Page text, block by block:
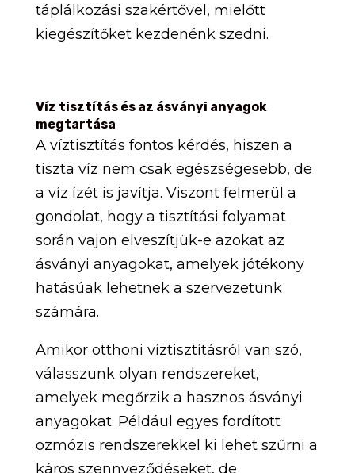
táplálkozási szakértővel, mielőtt
kiegészítőket kezdenénk szedni.
Víz tisztítás és az ásványi anyagok
megtartása
A víztisztítás fontos kérdés, hiszen a
tiszta víz nem csak egészségesebb, de
a víz ízét is javítja. Viszont felmerül a
gondolat, hogy a tisztítási folyamat
során vajon elveszítjük-e azokat az
ásványi anyagokat, amelyek jótékony
hatásúak lehetnek a szervezetünk
számára.
Amikor otthoni víztisztításról van szó,
válasszunk olyan rendszereket,
amelyek megőrzik a hasznos ásványi
anyagokat. Például egyes fordított
ozmózis rendszerekkel ki lehet szűrni a
káros szennyeződéseket, de